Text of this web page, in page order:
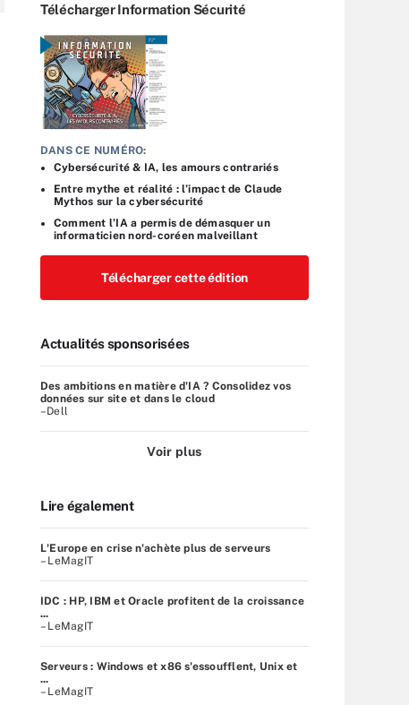
Télécharger Information Sécurité
DANS CE NUMÉRO:
Cybersécurité & IA, les amours contrariés
Entre mythe et réalité : l’impact de Claude
Mythos sur la cybersécurité
Comment l’IA a permis de démasquer un
informaticien nord-coréen malveillant
Télécharger cette édition
Actualités sponsorisées
Des ambitions en matière d'IA ? Consolidez vos
données sur site et dans le cloud
–Dell
Voir plus
Lire également
L'Europe en crise n'achète plus de serveurs
– LeMagIT
IDC : HP, IBM et Oracle profitent de la croissance
...
– LeMagIT
Serveurs : Windows et x86 s'essoufflent, Unix et
...
– LeMagIT